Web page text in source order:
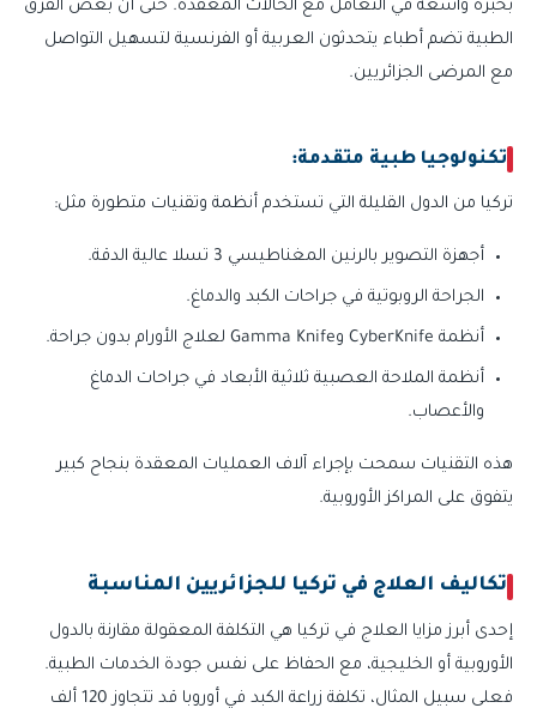
بخبرة واسعة في التعامل مع الحالات المعقدة. حتى أن بعض الفرق
الطبية تضم أطباء يتحدثون العربية أو الفرنسية لتسهيل التواصل
مع المرضى الجزائريين.
تكنولوجيا طبية متقدمة:
تركيا من الدول القليلة التي تستخدم أنظمة وتقنيات متطورة مثل:
أجهزة التصوير بالرنين المغناطيسي 3 تسلا عالية الدقة.
الجراحة الروبوتية في جراحات الكبد والدماغ.
أنظمة CyberKnife وGamma Knife لعلاج الأورام بدون جراحة.
أنظمة الملاحة العصبية ثلاثية الأبعاد في جراحات الدماغ
والأعصاب.
هذه التقنيات سمحت بإجراء آلاف العمليات المعقدة بنجاح كبير
يتفوق على المراكز الأوروبية.
تكاليف العلاج في تركيا للجزائريين المناسبة
إحدى أبرز مزايا العلاج في تركيا هي التكلفة المعقولة مقارنة بالدول
الأوروبية أو الخليجية، مع الحفاظ على نفس جودة الخدمات الطبية.
فعلى سبيل المثال، تكلفة زراعة الكبد في أوروبا قد تتجاوز 120 ألف